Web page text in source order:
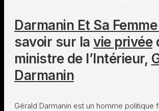
Darmanin Et Sa Femme
savoir sur la vie privée
ministre de l’Intérieur,
Darmanin
Gérald Darmanin est un homme politique